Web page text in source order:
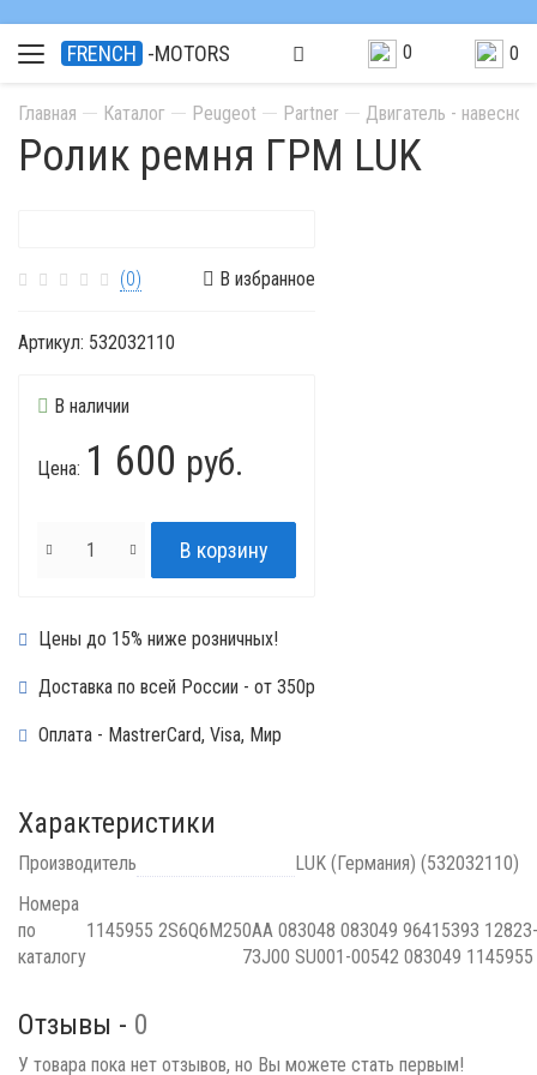
FRENCH -MOTORS 0 0
Главная Каталог Peugeot Partner Двигатель -
Ролик ремня ГРМ LUK
(0) В избранное
Артикул: 532032110
В наличии
Цена: 1 600 руб.
Цены до 15% ниже розничных!
Доставка по всей России - от 350р
Оплата - MastrerCard, Visa, Мир
Характеристики
Производитель
LUK (Германия) (532032110)
Номера
по
каталогу
1145955 2S6Q6M250AA 083048 083049 96415393 12823-
73J00 SU001-00542 083049 1145955
Отзывы - 0
У товара пока нет отзывов, но Вы можете стать первым!